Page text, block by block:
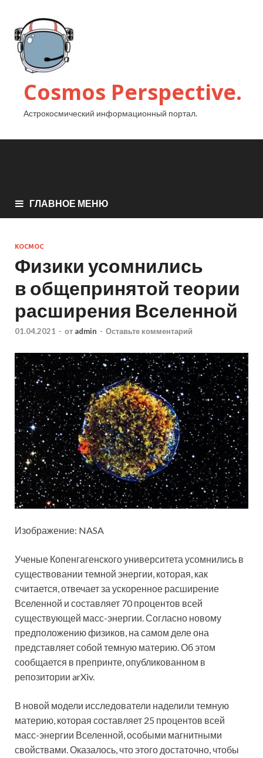
Cosmos Perspective.
Астрокосмический информационный портал.
ГЛАВНОЕ МЕНЮ
КОСМОС
Физики усомнились
в общепринятой теории
расширения Вселенной
01.04.2021 - от admin - Оставьте комментарий
Изображение: NASA
Ученые Копенгагенского университета усомнились в
существовании темной энергии, которая, как
считается, отвечает за ускоренное расширение
Вселенной и составляет 70 процентов всей
существующей масс-энергии. Согласно новому
предположению физиков, на самом деле она
представляет собой темную материю. Об этом
сообщается в препринте, опубликованном в
репозитории arXiv.
В новой модели исследователи наделили темную
материю, которая составляет 25 процентов всей
масс-энергии Вселенной, особыми магнитными
свойствами. Оказалось, что этого достаточно, чтобы